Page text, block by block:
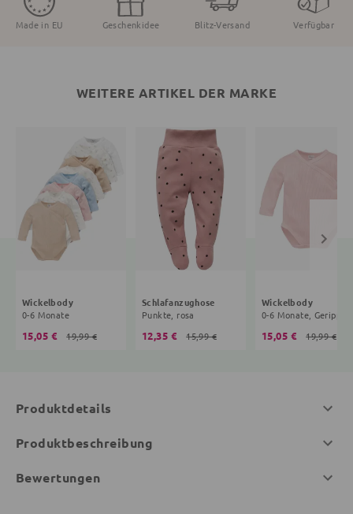
Made in EU Geschenkidee Blitz-Versand Verfügbar
WEITERE ARTIKEL DER MARKE
Wickelbody
0-6 Monate
15,05 € 19,99 €
Schlafanzughose
Punkte, rosa
12,35 € 15,99 €
Wickelbody
15,05 € 19,99 €
Produktdetails
Produktbeschreibung
Bewertungen